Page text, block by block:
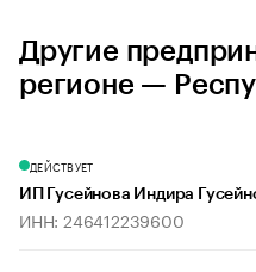
Другие
регионе —
ДЕЙСТВУЕТ
ИП Гусейнова Индира
ИНН: 246412239600